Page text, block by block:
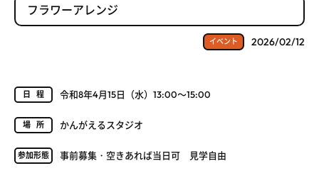
フラワーアレンジ
イベント 2026/02/12
日程 令和8年4月15日（水）13:00～15:00
場所 かんがえるスタジオ
参加形態 事前募集・空きあれば当日可 見学自由